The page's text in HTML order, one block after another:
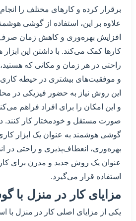
برقرار کرده و کارهای مختلف را انجام
علاوه بر این، استفاده از گوشی
افزایش بهره‌وری و کاهش زمان صرف
کارها کمک می‌کند. با داشتن این ابزار
راحتی در هر زمان و مکانی که هستید،
و موفقیت‌های بیشتری در حیطه کاری
این روش نیاز به حضور فیزیکی در
و این امکان را برای افراد فراهم
صورت مستقل و خودمختار کار کنند. در
گوشی هوشمند به عنوان یک ابزار
بهره‌وری، انعطاف‌پذیری و راحتی در
عنوان یک روش جدید و مدرن برای
استفاده قرار می‌گیرد.
مزایای کار در منزل با
یکی از مزایای اصلی کار در منزل با